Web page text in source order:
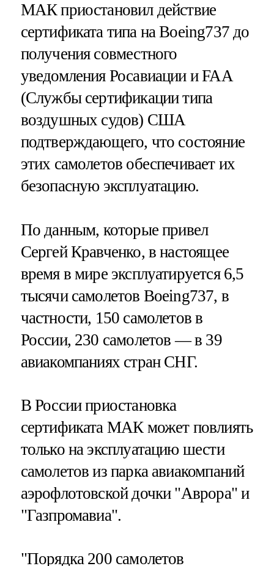
МАК приостановил действие
сертификата типа на Boeing737 до
получения совместного
уведомления Росавиации и FAA
(Службы сертификации типа
воздушных судов) США
подтверждающего, что состояние
этих самолетов обеспечивает их
безопасную эксплуатацию.
По данным, которые привел
Сергей Кравченко, в настоящее
время в мире эксплуатируется 6,5
тысячи самолетов Boeing737, в
частности, 150 самолетов в
России, 230 самолетов — в 39
авиакомпаниях стран СНГ.
В России приостановка
сертификата МАК может повлиять
только на эксплуатацию шести
самолетов из парка авиакомпаний
аэрофлотовской дочки "Аврора" и
"Газпромавиа".
"Порядка 200 самолетов